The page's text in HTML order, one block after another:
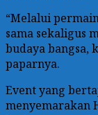
“Melalui
sama sekaligus
budaya bangsa,
paparnya.
Event yang
menyemarakan